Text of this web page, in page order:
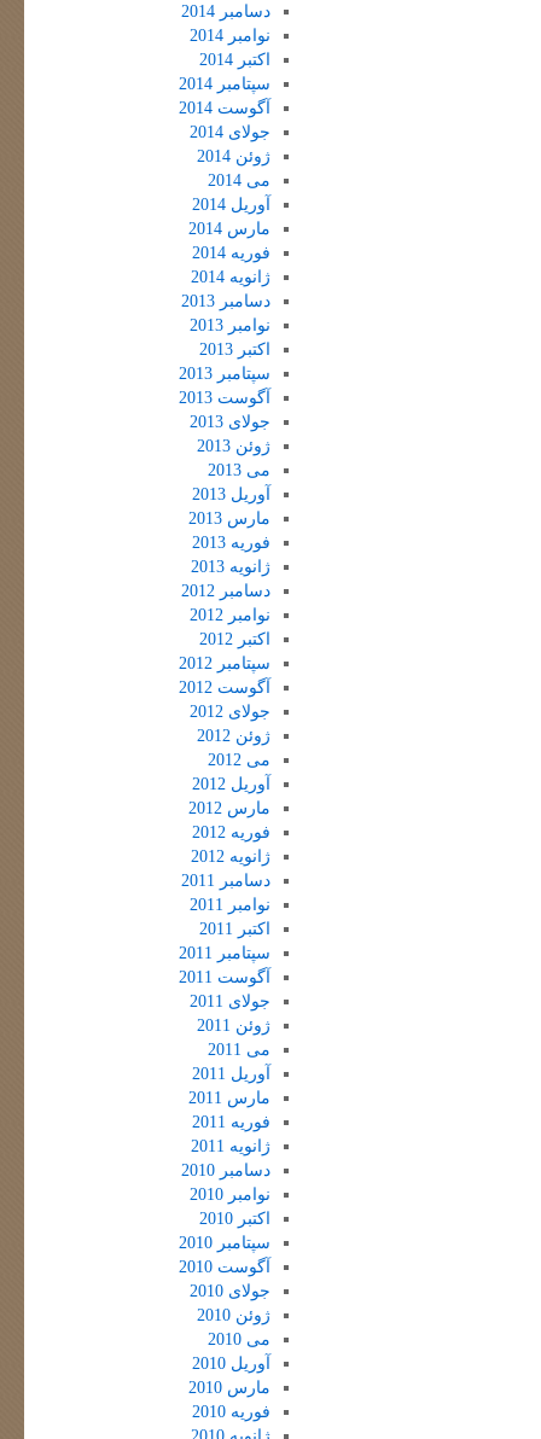
دسامبر 2014
نوامبر 2014
اکتبر 2014
سپتامبر 2014
آگوست 2014
جولای 2014
ژوئن 2014
می 2014
آوریل 2014
مارس 2014
فوریه 2014
ژانویه 2014
دسامبر 2013
نوامبر 2013
اکتبر 2013
سپتامبر 2013
آگوست 2013
جولای 2013
ژوئن 2013
می 2013
آوریل 2013
مارس 2013
فوریه 2013
ژانویه 2013
دسامبر 2012
نوامبر 2012
اکتبر 2012
سپتامبر 2012
آگوست 2012
جولای 2012
ژوئن 2012
می 2012
آوریل 2012
مارس 2012
فوریه 2012
ژانویه 2012
دسامبر 2011
نوامبر 2011
اکتبر 2011
سپتامبر 2011
آگوست 2011
جولای 2011
ژوئن 2011
می 2011
آوریل 2011
مارس 2011
فوریه 2011
ژانویه 2011
دسامبر 2010
نوامبر 2010
اکتبر 2010
سپتامبر 2010
آگوست 2010
جولای 2010
ژوئن 2010
می 2010
آوریل 2010
مارس 2010
فوریه 2010